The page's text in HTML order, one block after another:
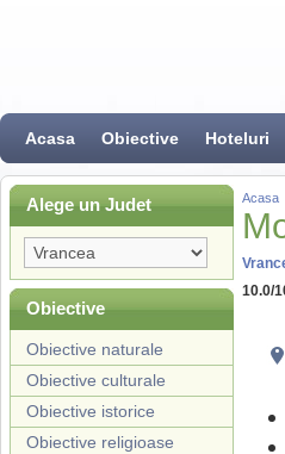
Acasa Obiective Hoteluri
Alege un Judet
Obiective
Obiective naturale
Obiective culturale
Obiective istorice
Obiective religioase
Acasa
10.0/